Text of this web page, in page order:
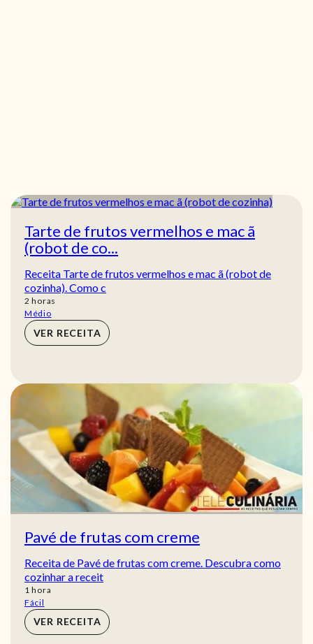
Tarte de frutos vermelhos e mac ã
(robot de co...
Receita Tarte de frutos vermelhos e mac ã (robot de
cozinha). Como c
2 horas
horas
Médio
VER RECEITA
Pavé de frutas com creme
Receita de Pavé de frutas com creme. Descubra como
cozinhar a receit
1 hora
hora
Fácil
VER RECEITA